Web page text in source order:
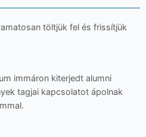
töltjük fel és frissítjük
immáron kiterjedt alumni
tagjai kapcsolatot ápolnak